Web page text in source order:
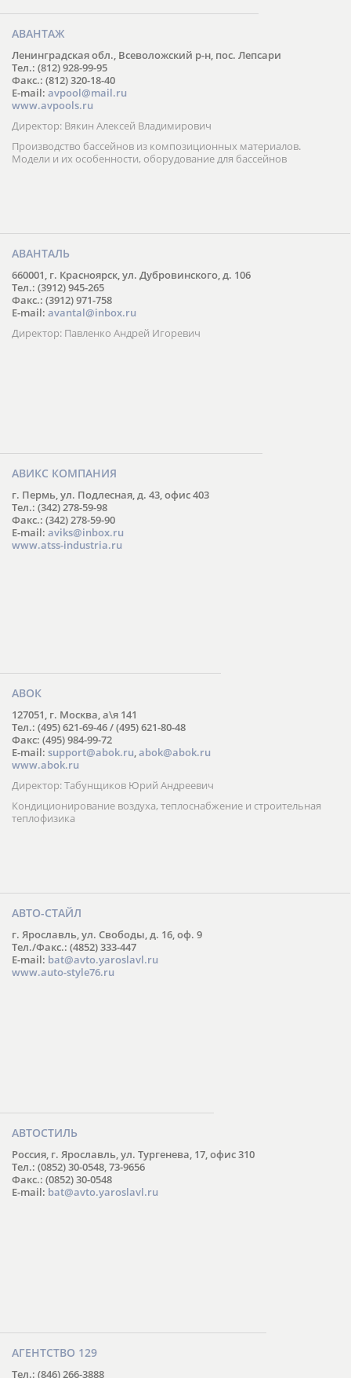
АВАНТАЖ
Ленинградская обл., Всеволожский р-н, пос. Лепсари
Тел.: (812) 928-99-95
Факс.: (812) 320-18-40
E-mail: avpool@mail.ru
www.avpools.ru
Директор: Вякин Алексей Владимирович
Производство бассейнов из композиционных материалов.
Модели и их особенности, оборудование для бассейнов
АВАНТАЛЬ
660001, г. Красноярск, ул. Дубровинского, д. 106
Тел.: (3912) 945-265
Факс.: (3912) 971-758
E-mail: avantal@inbox.ru
Директор: Павленко Андрей Игоревич
АВИКС КОМПАНИЯ
г. Пермь, ул. Подлесная, д. 43, офис 403
Тел.: (342) 278-59-98
Факс.: (342) 278-59-90
E-mail: aviks@inbox.ru
www.atss-industria.ru
АВОК
127051, г. Москва, а\я 141
Тел.: (495) 621-69-46 / (495) 621-80-48
Факс: (495) 984-99-72
E-mail: support@abok.ru,abok@abok.ru
www.abok.ru
Директор: Табунщиков Юрий Андреевич
Кондиционирование воздуха, теплоснабжение и строительная
теплофизика
АВТО-СТАЙЛ
г. Ярославль, ул. Свободы, д. 16, оф. 9
Тел./Факс.: (4852) 333-447
E-mail: bat@avto.yaroslavl.ru
www.auto-style76.ru
АВТОСТИЛЬ
Россия, г. Ярославль, ул. Тургенева, 17, офис 310
Тел.: (0852) 30-0548, 73-9656
Факс.: (0852) 30-0548
E-mail: bat@avto.yaroslavl.ru
АГЕНТСТВО 129
Тел.: (846) 266-3888